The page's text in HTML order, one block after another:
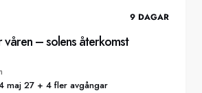
9 DAGAR
våren – solens återkomst
maj 27 + 4 fler avgångar